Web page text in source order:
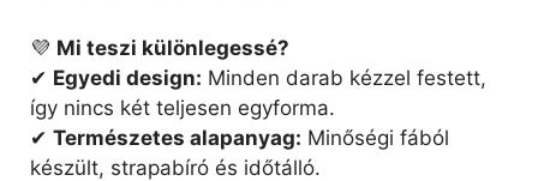
💜 Mi teszi különlegessé?
✔ Egyedi design: Minden darab kézzel festett,
így nincs két teljesen egyforma.
✔ Természetes alapanyag: Minőségi fából
készült, strapabíró és időtálló.